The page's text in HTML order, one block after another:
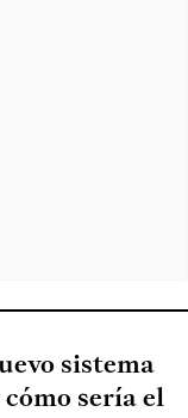
sistema
sería el